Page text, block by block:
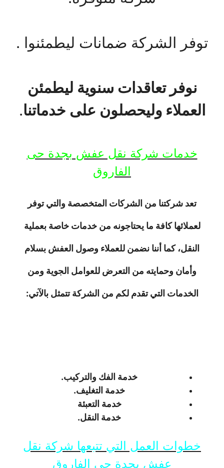
توفر الشركة ضمانات ليطمئنوا .
نوفر تعاقدات سنوية ليطمئن
العملاء وليحصلون على خدماتنا.
خدمات شركة نقل عفش بجدة حى
الفاروق
تعد شركتنا من الشركات المتخصصة والتي توفر
لعملائها كافة ما يحتاجونه من خدمات خاصة بعملية
النقل، كما أننا نضمن للعملاء وصول العفش بسلام
وأمان وحمايته من التعرض للعوامل الجوية ومن
الخدمات التي تقدم لكم من الشركة تتمثل بالآتي:
خدمة الفك والتركيب.
خدمة التغليف.
خدمة التعبئة
خدمة النقل.
خطوات العمل التي تتبعها شركة نقل
عفش بجدة حى الفاروق